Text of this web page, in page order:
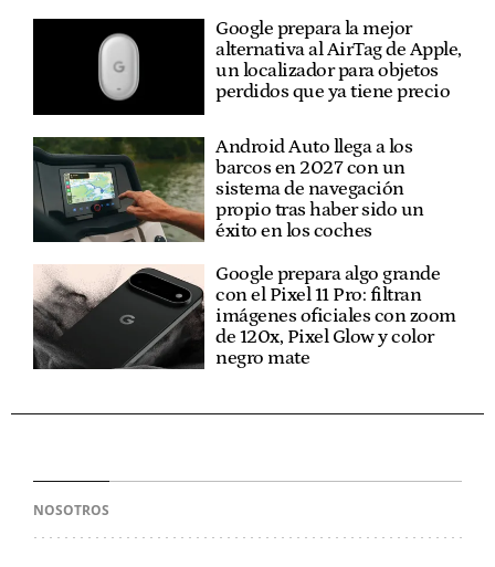
Google prepara la mejor
alternativa al AirTag de Apple,
un localizador para objetos
perdidos que ya tiene precio
Android Auto llega a los
barcos en 2027 con un
sistema de navegación
propio tras haber sido un
éxito en los coches
Google prepara algo grande
con el Pixel 11 Pro: filtran
imágenes oficiales con zoom
de 120x, Pixel Glow y color
negro mate
NOSOTROS